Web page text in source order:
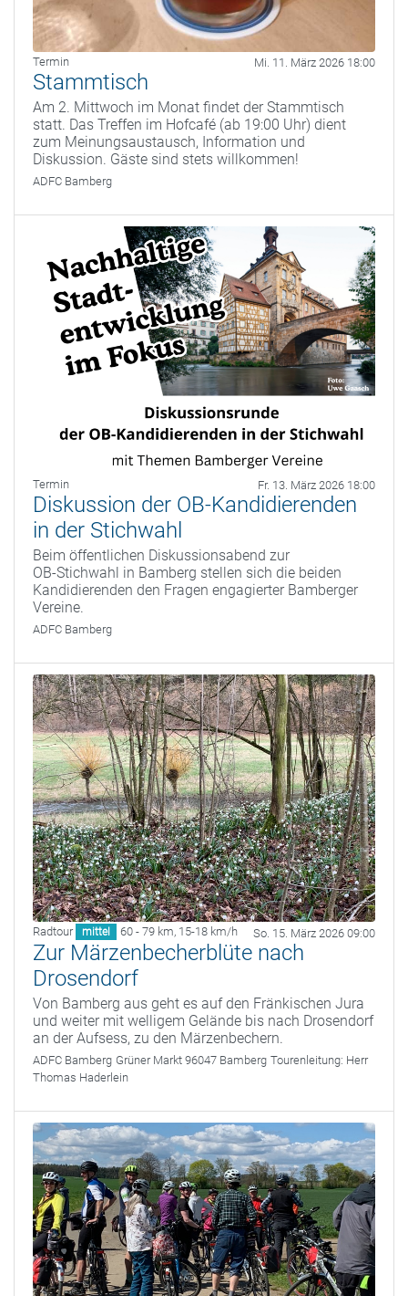
Termin Mi. 11. März 2026 18:00
Stammtisch
Am 2. Mittwoch im Monat findet der Stammtisch
statt. Das Treffen im Hofcafé (ab 19:00 Uhr) dient
zum Meinungsaustausch, Information und
Diskussion. Gäste sind stets willkommen!
ADFC Bamberg
Termin Fr. 13. März 2026 18:00
Diskussion der OB-Kandidierenden
in der Stichwahl
Beim öffentlichen Diskussionsabend zur
OB‑Stichwahl in Bamberg stellen sich die beiden
Kandidierenden den Fragen engagierter Bamberger
Vereine.
ADFC Bamberg
Radtour mittel 60 - 79 km, 15-18 km/h So. 15. März 2026 09:00
Zur Märzenbecherblüte nach
Drosendorf
Von Bamberg aus geht es auf den Fränkischen Jura
und weiter mit welligem Gelände bis nach Drosendorf
an der Aufsess, zu den Märzenbechern.
ADFC Bamberg Grüner Markt 96047 Bamberg Tourenleitung: Herr
Thomas Haderlein